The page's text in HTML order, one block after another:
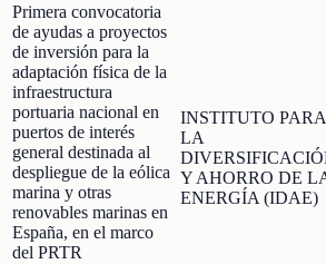
Primera convocatoria
de ayudas a proyectos
de inversión para la
adaptación física de la
infraestructura
portuaria nacional en
puertos de interés
general destinada al
despliegue de la eólica
marina y otras
renovables marinas en
España, en el marco
del PRTR
INSTITUTO PARA
LA
Y AHORRO DE
ENERGÍA (IDAE)